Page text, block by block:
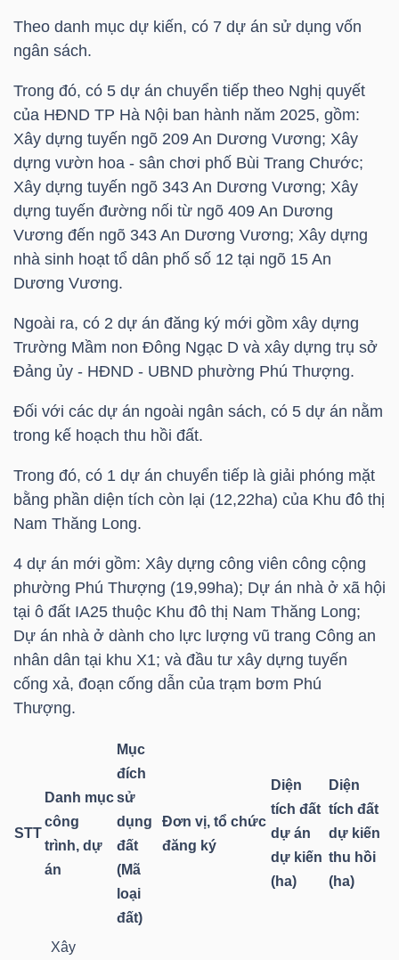
Theo danh mục dự kiến, có 7 dự án sử dụng vốn
ngân sách.
Trong đó, có 5 dự án chuyển tiếp theo Nghị quyết
của HĐND TP Hà Nội ban hành năm 2025, gồm:
Xây dựng tuyến ngõ 209 An Dương Vương; Xây
dựng vườn hoa - sân chơi phố Bùi Trang Chước;
Xây dựng tuyến ngõ 343 An Dương Vương; Xây
dựng tuyến đường nối từ ngõ 409 An Dương
Vương đến ngõ 343 An Dương Vương; Xây dựng
nhà sinh hoạt tổ dân phố số 12 tại ngõ 15 An
Dương Vương.
Ngoài ra, có 2 dự án đăng ký mới gồm xây dựng
Trường Mầm non Đông Ngạc D và xây dựng trụ sở
Đảng ủy - HĐND - UBND phường Phú Thượng.
Đối với các dự án ngoài ngân sách, có 5 dự án nằm
trong kế hoạch thu hồi đất.
Trong đó, có 1 dự án chuyển tiếp là giải phóng mặt
bằng phần diện tích còn lại (12,22ha) của Khu đô thị
Nam Thăng Long.
4 dự án mới gồm: Xây dựng công viên công cộng
phường Phú Thượng (19,99ha); Dự án nhà ở xã hội
tại ô đất IA25 thuộc Khu đô thị Nam Thăng Long;
Dự án nhà ở dành cho lực lượng vũ trang Công an
nhân dân tại khu X1; và đầu tư xây dựng tuyến
cống xả, đoạn cống dẫn của trạm bơm Phú
Thượng.
STT
Danh mục
công
trình, dự
án
Mục
đích
sử
dụng
đất
(Mã
loại
đất)
Đơn vị, tổ chức
đăng ký
Diện
tích đất
dự án
dự kiến
(ha)
Diện
tích đất
dự kiến
thu hồi
(ha)
Xây
ĐỘNG
SẢN
TÀI
CHÍNH
HÀNG
KINH
TẾ
GIỚI
ĐÔNG
DƯƠNG
TÀI
CHÍNH
PHÂN
TÍCH
VIETSTOCKFINANCE